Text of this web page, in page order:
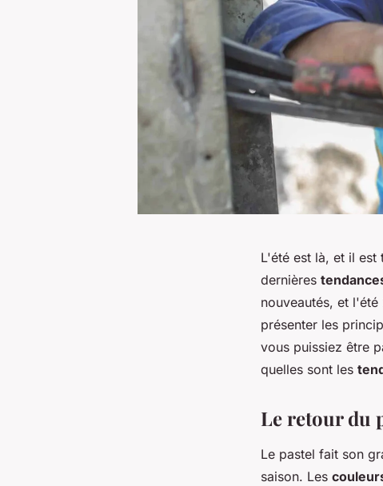
L'été est là, et il
dernières
nouveautés, et
présenter les
vous puissiez être
quelles sont les
Le retour du
Le pastel fait son
saison. Les